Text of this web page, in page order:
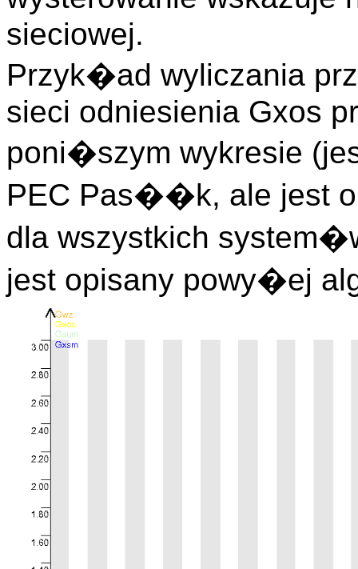
sieciowej.
Przyk�ad wyliczania
sieci odniesienia Gxos
poni�szym wykresie
PEC Pas��k, ale jest
dla wszystkich
jest opisany powy�ej